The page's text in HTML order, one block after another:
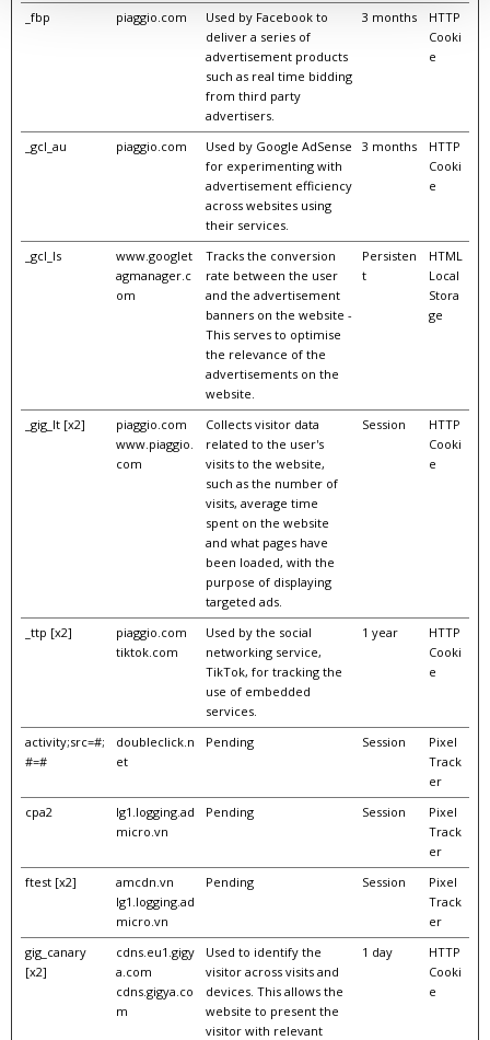
_fbp
piaggio.com
Used by Facebook to
deliver a series of
advertisement products
such as real time bidding
from third party
advertisers.
3 months
HTTP
Cooki
e
_gcl_au piaggio.com
Used by Google AdSense
for experimenting with
advertisement efficiency
across websites using
their services.
3 months
HTTP
Cooki
e
_gcl_ls
www.googlet
agmanager.c
om
Tracks the conversion
rate between the user
and the advertisement
banners on the website -
This serves to optimise
the relevance of the
advertisements on the
website.
Persisten
t
HTML
Local
Stora
ge
_gig_lt [x2]
piaggio.com
www.piaggio.
com
Collects visitor data
related to the user's
visits to the website,
such as the number of
visits, average time
spent on the website
and what pages have
been loaded, with the
purpose of displaying
targeted ads.
Session
HTTP
Cooki
e
_ttp [x2]
piaggio.com
tiktok.com
Used by the social
networking service,
TikTok, for tracking the
use of embedded
services.
1 year
HTTP
Cooki
e
activity;src=#;
#=#
doubleclick.n
et
Pending Session
Pixel
Track
er
cpa2
lg1.logging.ad
micro.vn
Pending Session
Pixel
Track
er
ftest [x2]
amcdn.vn
lg1.logging.ad
micro.vn
Pending Session
Pixel
Track
er
gig_canary
[x2]
cdns.eu1.gigy
a.com
cdns.gigya.co
m
Used to identify the
visitor across visits and
devices. This allows the
website to present the
visitor with relevant
1 day
HTTP
Cooki
e